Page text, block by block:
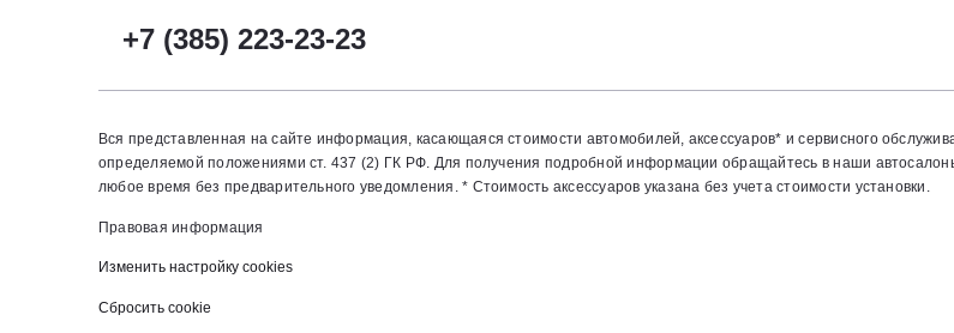
+7 (385) 223-23-23
Вся представленная на сайте информация, касающаяся стоимости автомобилей, аксессуаров* и сервисного
определяемой положениями ст. 437 (2) ГК РФ. Для получения подробной информации обращайтесь в наши
любое время без предварительного уведомления. * Стоимость аксессуаров указана без учета стоимости установки.
Правовая информация
Изменить настройку cookies
Сбросить cookie